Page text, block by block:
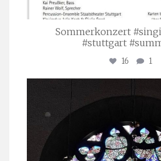
Sommerkonzert
#stuttgart
16 1
Apr. 1